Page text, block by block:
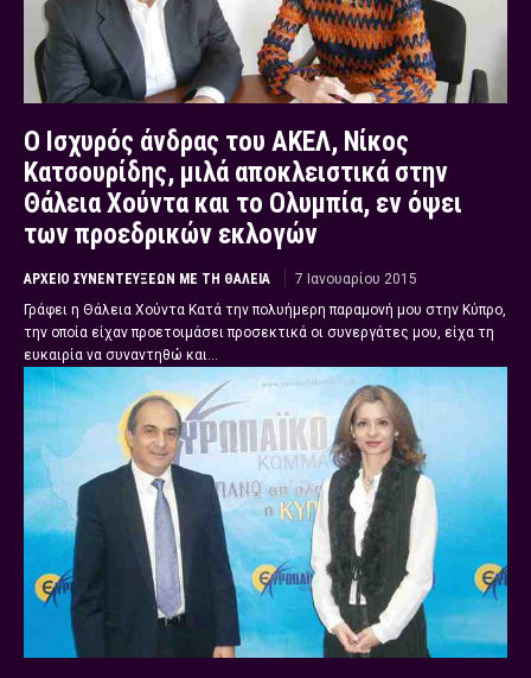
Ο Ισχυρός άνδρας του ΑΚΕΛ, Νίκος
Κατσουρίδης, μιλά αποκλειστικά στην
Θάλεια Χούντα και το Ολυμπία, εν όψει
των προεδρικών εκλογών
ΑΡΧΕΊΟ ΣΥΝΕΝΤΕΎΞΕΩΝ ΜΕ ΤΗ ΘΆΛΕΙΑ
7 Ιανουαρίου 2015
Γράφει η Θάλεια Χούντα Κατά την πολυήμερη παραμονή μου στην Κύπρο,
την οποία είχαν προετοιμάσει προσεκτικά οι συνεργάτες μου, είχα τη
ευκαιρία να συναντηθώ και...